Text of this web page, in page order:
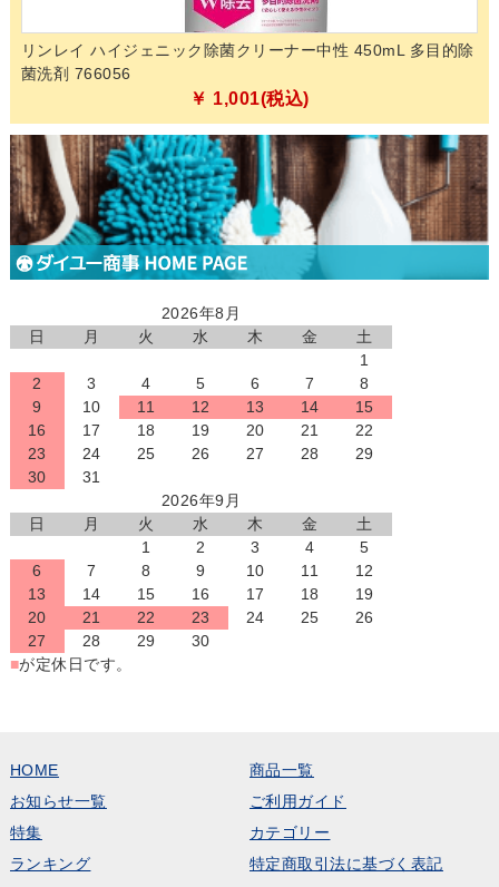
リンレイ ハイジェニック除菌クリーナー中性 450mL 多目的除
菌洗剤 766056
￥ 1,001(税込)
2026年8月
日
月 火 水 木 金
土
1
2
3 4 5 6 7
8
9
10 11 12 13 14
15
16
17 18 19 20 21
22
23
24 25 26 27 28
29
30
31
2026年9月
日
月 火 水 木 金
土
1
2 3 4
5
6
7 8 9 10 11
12
13
14 15 16 17 18
19
20
21 22 23 24 25
26
27
28 29
30
■が定休日です。
HOME
商品一覧
お知らせ一覧
ご利用ガイド
特集
カテゴリー
ランキング
特定商取引法に基づく表記